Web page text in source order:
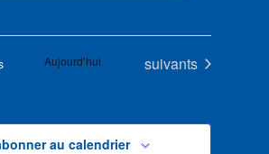
Aujourd’hui Évènements
suivants
au calendrier